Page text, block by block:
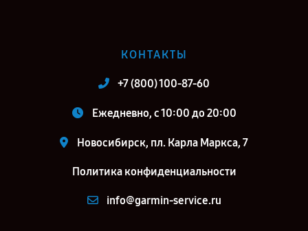
КОНТАКТЫ
+7 (800) 100-87-60
Ежедневно, с 10:00 до 20:00
Новосибирск, пл. Карла Маркса, 7
Политика конфиденциальности
info@garmin-service.ru